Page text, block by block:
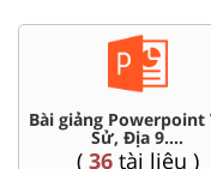
Bài giảng Powerpoint
Sử, Địa 9....
( 36tài liệu )